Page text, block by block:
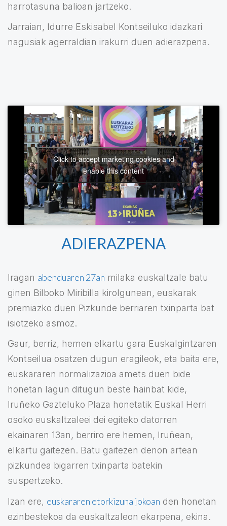
harrotasuna balioan jartzeko.
Jarraian, Idurre Eskisabel Kontseiluko idazkari
nagusiak agerraldian irakurri duen adierazpena.
Click to accept marketing cookies and
enable this content
ADIERAZPENA
Iragan abenduaren 27an milaka euskaltzale batu
ginen Bilboko Miribilla kirolgunean, euskarak
premiazko duen Pizkunde berriaren txinparta bat
isiotzeko asmoz.
Gaur, berriz, hemen elkartu gara Euskalgintzaren
Kontseilua osatzen dugun eragileok, eta baita ere,
euskararen normalizazioa amets duen bide
honetan lagun ditugun beste hainbat kide,
Iruñeko Gazteluko Plaza honetatik Euskal Herri
osoko euskaltzaleei dei egiteko datorren
ekainaren 13an, berriro ere hemen, Iruñean,
elkartu gaitezen. Batu gaitezen denon artean
pizkundea bigarren txinparta batekin
suspertzeko.
Izan ere, euskararen etorkizuna jokoan den honetan
ezinbestekoa da euskaltzaleon ekarpena, ekina.